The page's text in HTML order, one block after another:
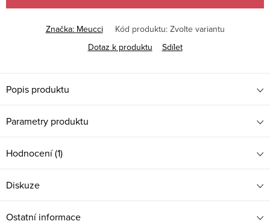
Značka: Meucci Kód produktu: Zvolte variantu
Dotaz k produktu
Sdílet
Popis produktu
Parametry produktu
Hodnocení (1)
Diskuze
Ostatní informace